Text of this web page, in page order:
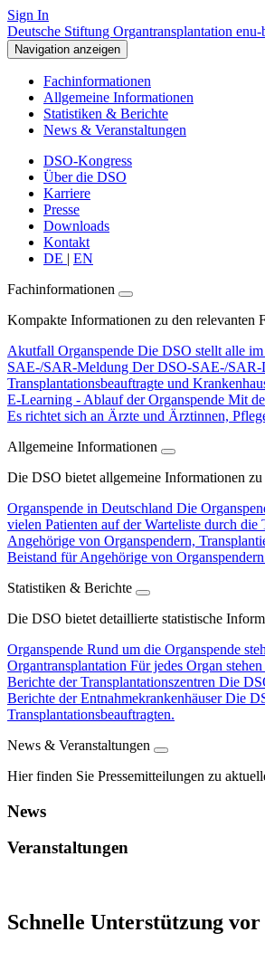
Sign In
Deutsche Stiftung Organtransplantation enu-
Navigation anzeigen
Fachinformationen
Allgemeine Informationen
Statistiken & Berichte
News & Veranstaltungen
DSO-Kongress
Über die DSO
Karriere
Presse
Downloads
Kontakt
DE | EN
Fachinformationen
Kompakte Informationen zu den relevanten
Akutfall Organspende Die DSO stellt alle
SAE-/SAR-Meldung Der DSO-SAE-/SAR-
Transplantationsbeauftragte und
E-Learning - Ablauf der Organspende Mit
Es richtet sich an Ärzte und Ärztinnen,
Allgemeine Informationen
Die DSO bietet allgemeine Informationen
Organspende in Deutschland Die
vielen Patienten auf der Warteliste durch
Angehörige von Organspendern,
Beistand für Angehörige von
Statistiken & Berichte
Die DSO bietet detaillierte statistische
Organspende Rund um die Organspende
Organtransplantation Für jedes Organ
Berichte der Transplantationszentren Die
Berichte der EntnahmekrankenhäuserDie
Transplantationsbeauftragten.
News & Veranstaltungen
Hier finden Sie Pressemitteilungen zu
News
Veranstaltungen
Schnelle Unterstützung